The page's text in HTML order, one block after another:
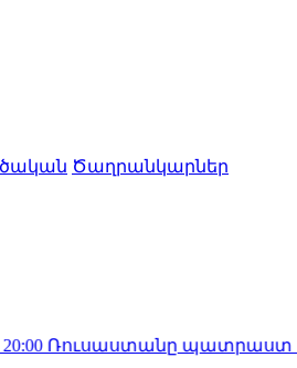
Ծաղրանկարներ
պատրաստ է